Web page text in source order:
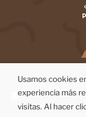
Usamos cookies
experiencia más
visitas. Al hacer